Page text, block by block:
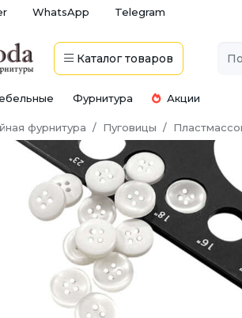
WhatsApp Telegram
Каталог товаров
Фурнитура Акции
фурнитура Пуговицы